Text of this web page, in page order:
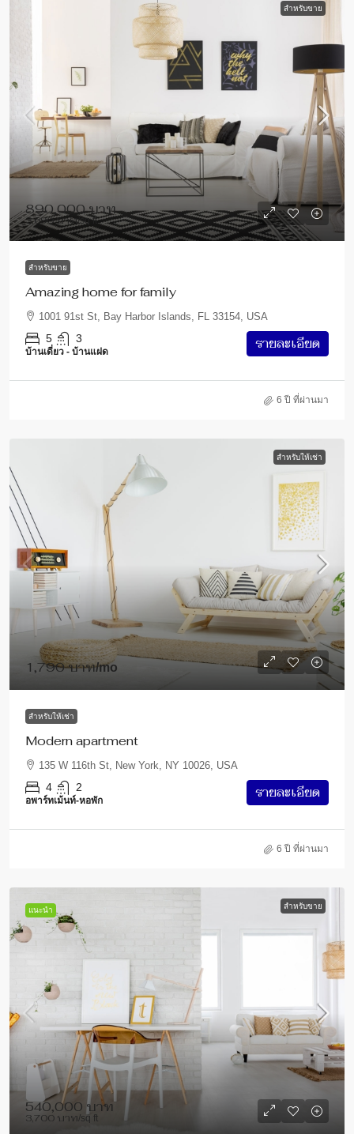
สำหรับขาย
890,000 บาท
3,690 บาท/sq ft
สำหรับขาย
Amazing home for family
1001 91st St, Bay Harbor Islands, FL 33154, USA
5 3
บ้านเดี่ยว - บ้านแฝด
รายละเอียด
6 ปี ที่ผ่านมา
สำหรับให้เช่า
1,790 บาท/mo
สำหรับให้เช่า
Modern apartment
135 W 116th St, New York, NY 10026, USA
4 2
อพาร์ทเม้นท์-หอพัก
รายละเอียด
6 ปี ที่ผ่านมา
แนะนำ สำหรับขาย
540,000 บาท
3,700 บาท/sq ft